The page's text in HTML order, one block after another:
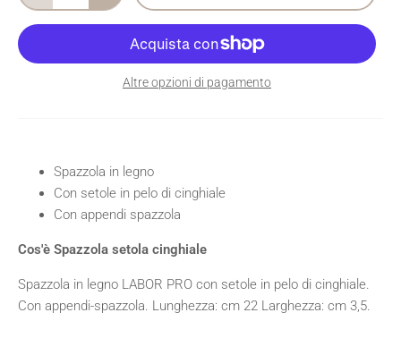
Altre opzioni di pagamento
Spazzola in legno
Con setole in pelo di cinghiale
Con appendi spazzola
Cos'è Spazzola setola cinghiale
Spazzola in legno LABOR PRO con setole in pelo di cinghiale.
Con appendi-spazzola. Lunghezza: cm 22 Larghezza: cm 3,5.